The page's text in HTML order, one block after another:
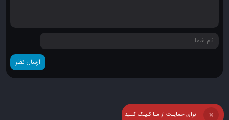
برای حمایـت از مـا کلیـک کنـید ❌